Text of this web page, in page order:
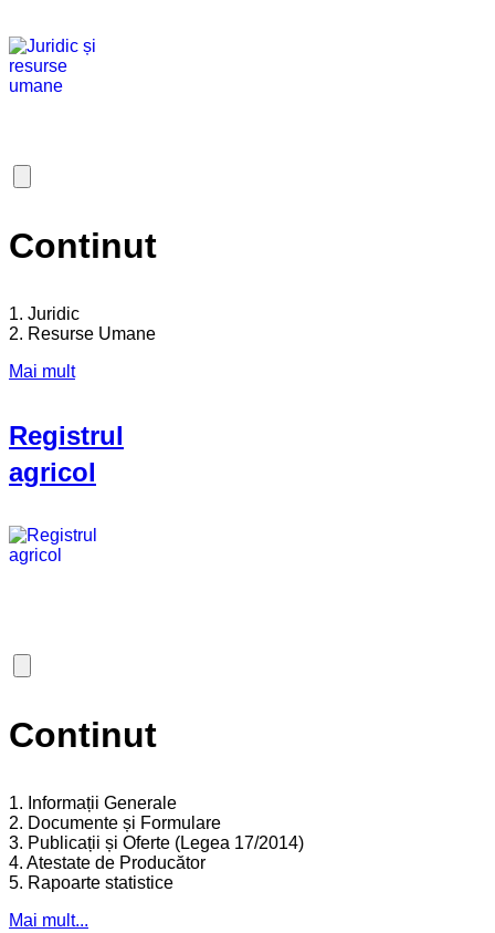
Continut
1. Juridic
2. Resurse Umane
Mai mult
Registrul
agricol
Continut
1. Informații Generale
2. Documente și Formulare
3. Publicații și Oferte (Legea 17/2014)
4. Atestate de Producător
5. Rapoarte statistice
Mai mult...